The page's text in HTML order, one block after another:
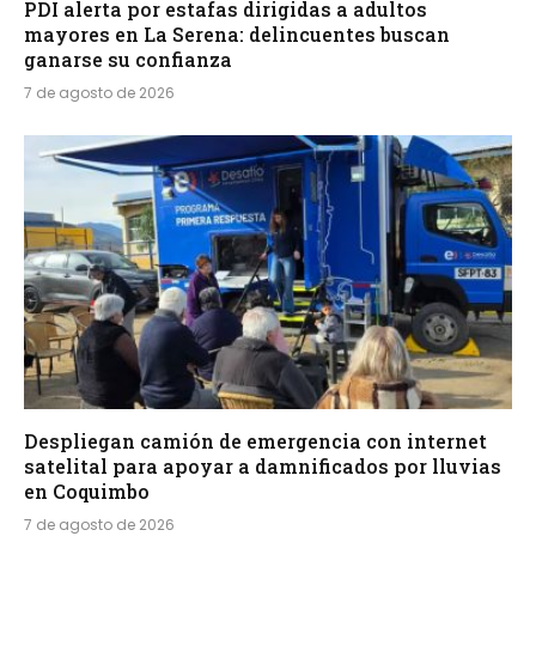
PDI alerta por estafas dirigidas a adultos
mayores en La Serena: delincuentes buscan
ganarse su confianza
7 de agosto de 2026
Despliegan camión de emergencia con internet
satelital para apoyar a damnificados por lluvias
en Coquimbo
7 de agosto de 2026